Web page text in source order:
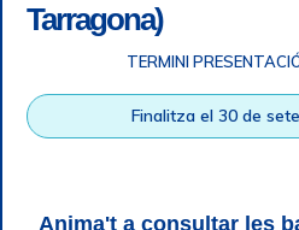
Accessibility Legal note | +
Tarragona)
TERMINI
Finalitza el 30 de
Anima't a consultar les